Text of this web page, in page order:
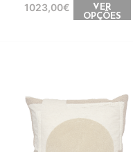
1023,00€
VER
OPÇÕES